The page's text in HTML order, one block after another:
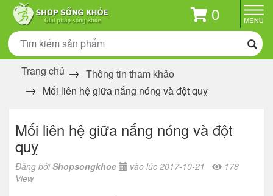
0
Trang chủ
Thông tin tham khảo
Mối liên hệ giữa nắng nóng và đột quỵ
Mối liên hệ giữa nắng nóng và đột
quỵ
Đăng bởiShopsongkhoe vào lúc 2017-10-21
178
View